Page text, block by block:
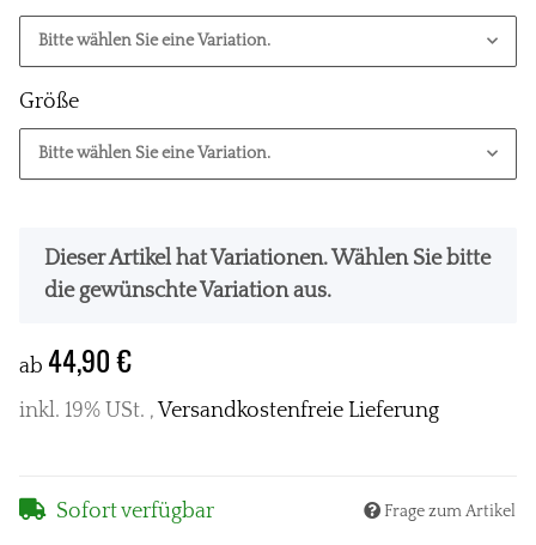
Bitte wählen Sie eine Variation.
Größe
Bitte wählen Sie eine Variation.
x
Dieser Artikel hat Variationen. Wählen Sie bitte
die gewünschte Variation aus.
ab 44,90 €
inkl. 19% USt. ,Versandkostenfreie Lieferung
Sofort verfügbar Frage zum Artikel